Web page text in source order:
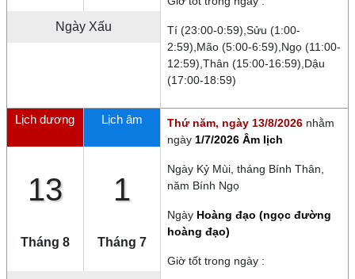
Ngày Xấu
Tí (23:00-0:59),Sửu (1:00-
2:59),Mão (5:00-6:59),Ngọ (11:00-
12:59),Thân (15:00-16:59),Dậu
(17:00-18:59)
Lịch dương
13
Tháng 8
Lịch âm
1
Tháng 7
Thứ năm, ngày 13/8/2026 nhằm
ngày 1/7/2026 Âm lịch
Ngày Kỷ Mùi , tháng Bính Thân
năm Bính Ngọ
Ngày Hoàng đạo (ngọc đường
hoàng đạo)
Giờ tốt trong ngày :